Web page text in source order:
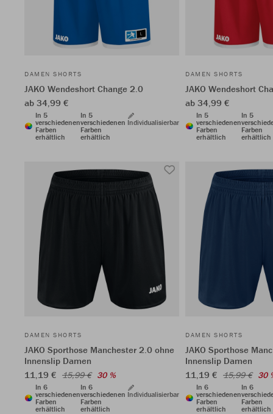
DAMEN SHORTS
JAKO Wendeshort Change 2.0
ab 34,99 €
In 5
verschiedenen
Farben
erhältlich
In 5
verschiedenen
Farben
erhältlich
Individualisierbar
DAMEN SHORTS
JAKO Wendeshort
ab 34,99 €
In 5
verschiedenen
Farben
erhältlich
In 5
Farben
erhältlich
DAMEN SHORTS
JAKO Sporthose Manchester 2.0 ohne
Innenslip Damen
11,19 € 15,99 € 30 %
In 6
verschiedenen
Farben
erhältlich
In 6
verschiedenen
Farben
erhältlich
Individualisierbar
DAMEN SHORTS
JAKO Sporthose
Innenslip Damen
11,19 € 15,99 € 30
In 6
verschiedenen
Farben
erhältlich
In 6
Farben
erhältlich